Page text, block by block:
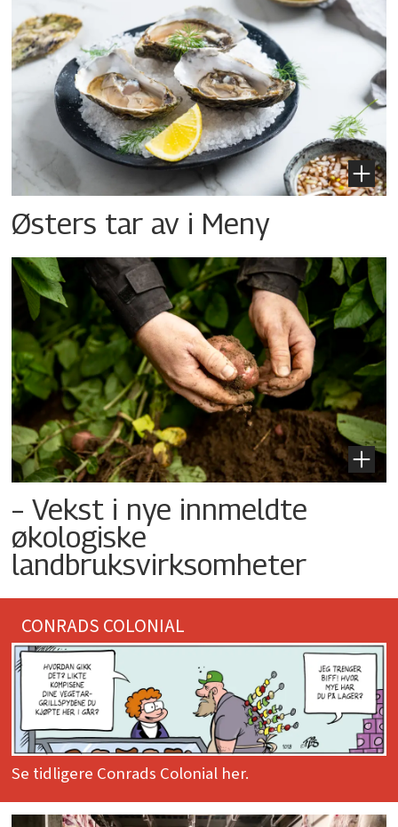
Østers tar av i Meny
– Vekst i nye innmeldte
økologiske
landbruksvirksomheter
CONRADS COLONIAL
Se tidligere Conrads Colonial her.